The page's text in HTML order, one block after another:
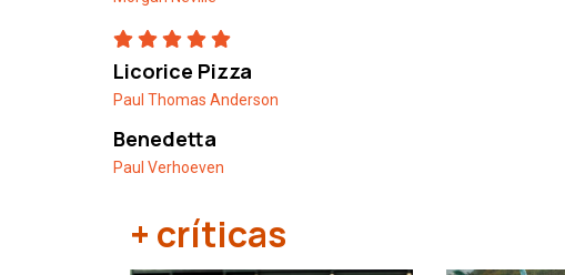
Licorice Pizza
Paul Thomas Anderson
Benedetta
Paul Verhoeven
+ críticas